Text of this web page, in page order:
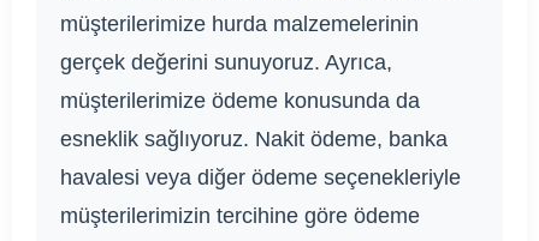
müşterilerimize hurda malzemelerinin
gerçek değerini sunuyoruz. Ayrıca,
müşterilerimize ödeme konusunda da
esneklik sağlıyoruz. Nakit ödeme, banka
havalesi veya diğer ödeme seçenekleriyle
müşterilerimizin tercihine göre ödeme